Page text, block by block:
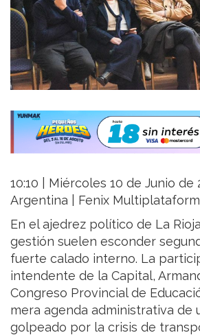
10:10 | Miércoles 10 de Junio de
Argentina | Fenix
En el ajedrez político de La
gestión suelen esconder
fuerte calado interno. La
intendente de la Capital,
Congreso Provincial de
mera agenda administrativa de
golpeado por la crisis de